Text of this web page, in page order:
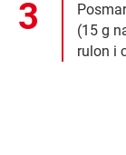
(15 g
rulon i